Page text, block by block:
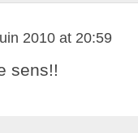
2010 at 20:59
sens!!